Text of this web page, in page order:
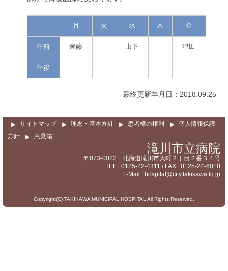
診療受付時間
サイトマップ
月 火 水 木 金
午前 齊藤 山下 津田
午後
最終更新年月日：2018.09.25
サイトマップ 理念・基本方針 患者様の権利
個人情報保護
方針
意見箱
滝川市立病院
〒073-0022 北海道滝川市大町２丁目２番３４号
TEL : 0125-22-4311 / FAX : 0125-24-6010
E-Mail : hospital@city.takikawa.lg.jp
Copyright(C) TAKIKAWA MUNICIPAL HOSPITAL All Rights Reserved.